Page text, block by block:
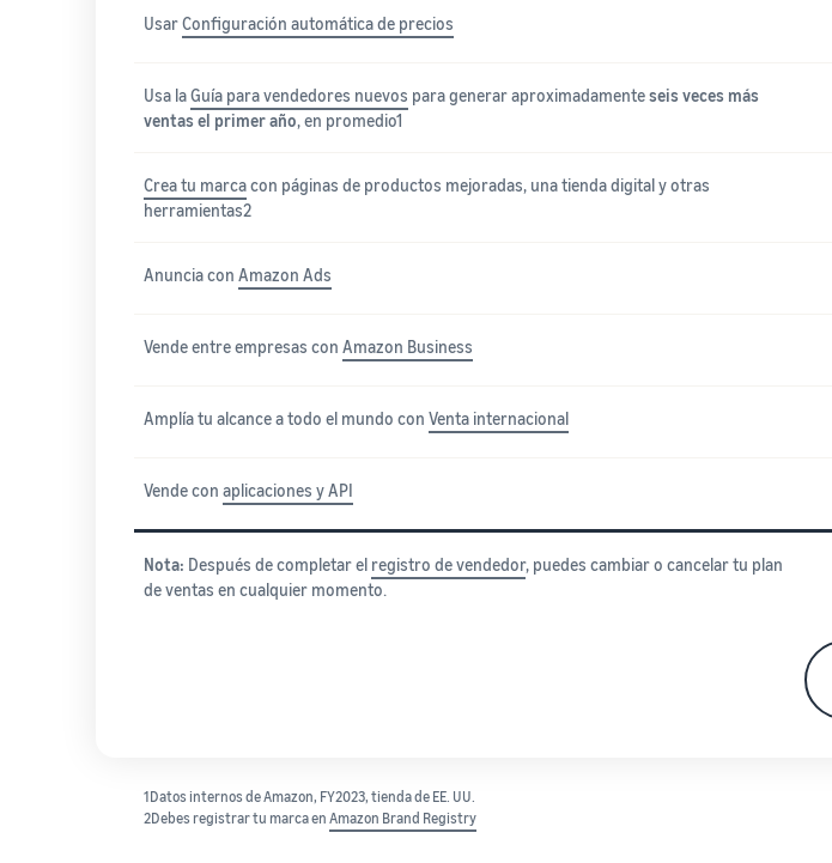
UsarConfiguración automática de precios
Usa laGuía para vendedores nuevos para generar aproximadamenteseis veces más
ventas el primer año, en promedio1
Crea tu marcacon páginas de productos mejoradas, una tienda digital y otras
herramientas2
Anuncia con Amazon Ads
Vende entre empresas con Amazon Business
Amplía tu alcance a todo el mundo con Venta internacional
Vende con aplicaciones y API
Nota: Después de completar el registro de vendedor, puedes cambiar o cancelar tu plan
de ventas en cualquier momento.
1Datos internos de Amazon, FY2023, tienda de EE. UU.
2Debes registrar tu marca en Amazon Brand Registry